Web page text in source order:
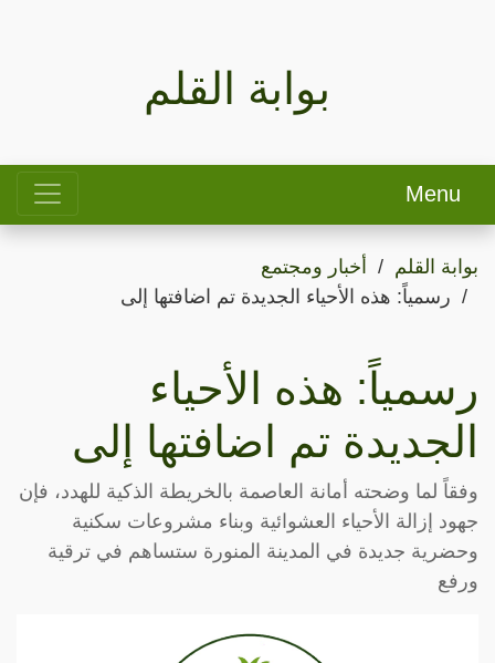
بوابة القلم
Menu
بوابة القلم
أخبار ومجتمع
رسمياً: هذه الأحياء الجديدة تم اضافتها إلى
رسمياً: هذه الأحياء
الجديدة تم اضافتها إلى
وفقاً لما وضحته أمانة العاصمة بالخريطة الذكية للهدد، فإن
جهود إزالة الأحياء العشوائية وبناء مشروعات سكنية
وحضرية جديدة في المدينة المنورة ستساهم في ترقية
ورفع